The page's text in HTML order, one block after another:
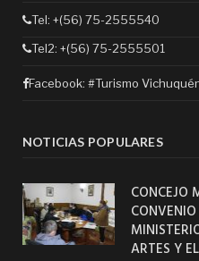
Tel: +(56) 75-2555540
Tel2: +(56) 75-2555501
Facebook: #Turismo
NOTICIAS POPULARES
CONCEJO
ARTES Y